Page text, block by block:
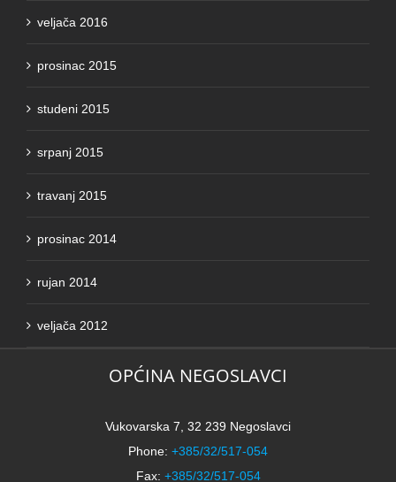
veljača 2016
prosinac 2015
studeni 2015
srpanj 2015
travanj 2015
prosinac 2014
rujan 2014
veljača 2012
OPĆINA NEGOSLAVCI
Vukovarska 7, 32 239 Negoslavci
Phone:
+385/32/517-054
Fax:
+385/32/517-054